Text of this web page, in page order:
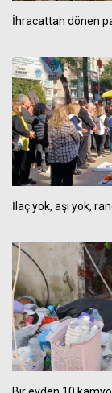
İhracattan dönen
İlaç yok, aşı yok,